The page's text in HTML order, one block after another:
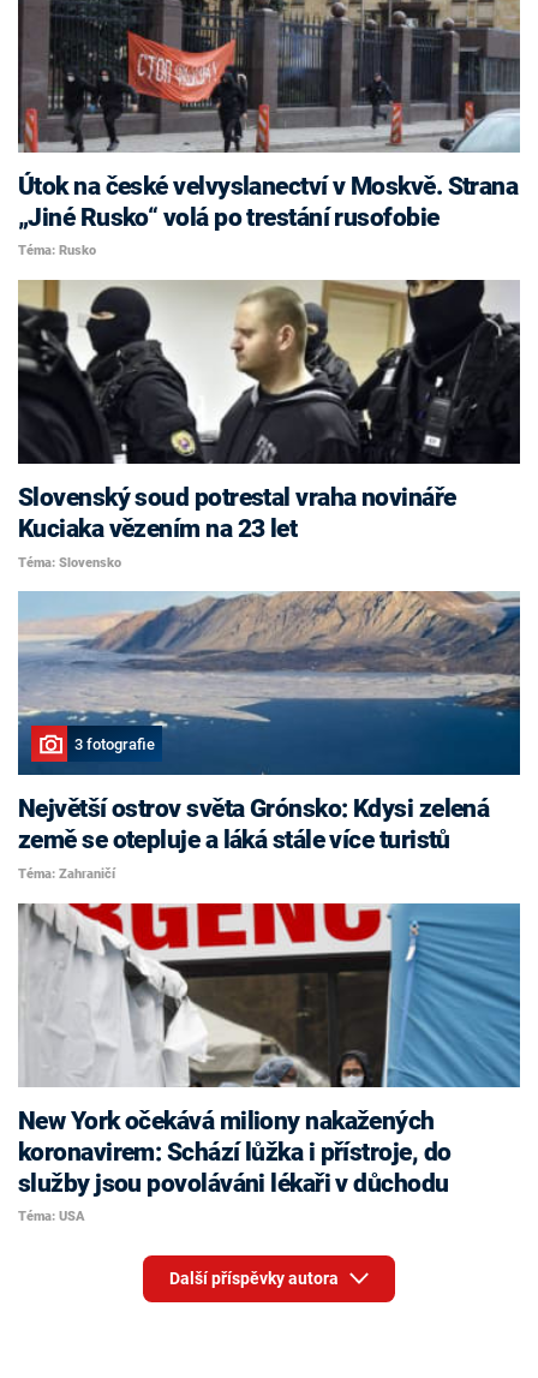
Útok na české velvyslanectví v Moskvě. Strana
„Jiné Rusko“ volá po trestání rusofobie
Téma: Rusko
Slovenský soud potrestal vraha novináře
Kuciaka vězením na 23 let
Téma: Slovensko
3 fotografie
Největší ostrov světa Grónsko: Kdysi zelená
země se otepluje a láká stále více turistů
Téma: Zahraničí
New York očekává miliony nakažených
koronavirem: Schází lůžka i přístroje, do
služby jsou povoláváni lékaři v důchodu
Téma: USA
Další příspěvky autora